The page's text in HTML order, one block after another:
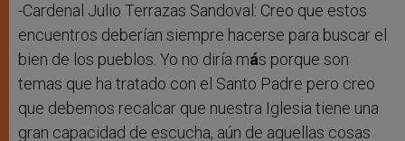
-Cardenal Julio Terrazas Sandoval: Creo que estos
encuentros deberían siempre hacerse para buscar el
bien de los pueblos. Yo no diría más porque son
temas que ha tratado con el Santo Padre pero creo
que debemos recalcar que nuestra Iglesia tiene una
gran capacidad de escucha, aún de aquellas cosas